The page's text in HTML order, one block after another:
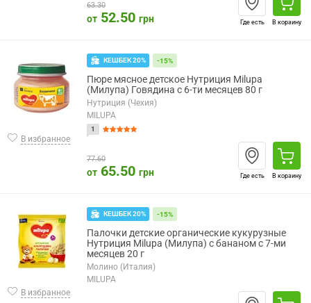
63.30
от 52.50 грн Где есть В корзину
В избранное
КЕШБЕК 20% -15%
Пюре мясное детское Нутриция Milupa
(Милупа) Говядина с 6-ти месяцев 80 г
Нутриция (Чехия)
MILUPA
1
77.60
от 65.50 грн Где есть В корзину
В избранное
КЕШБЕК 20% -15%
Палочки детские органические кукурузные
Нутриция Milupa (Милупа) с бананом с 7-ми
месяцев 20 г
Молино (Италия)
MILUPA